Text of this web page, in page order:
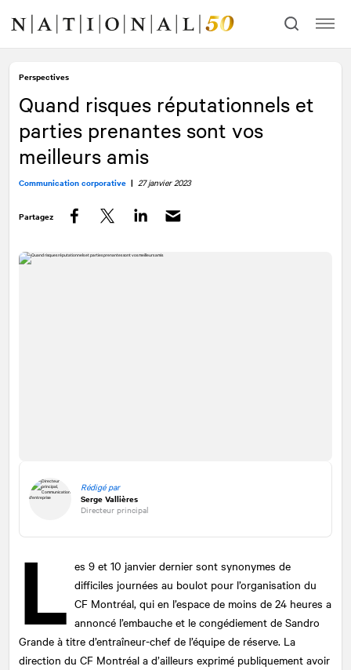
contenu
navigation
Perspectives
Quand risques réputationnels et
parties prenantes sont vos
meilleurs amis
Communication corporative | 27 janvier 2023
Partagez
Rédigé par
Serge Vallières
Directeur principal
L es 9 et 10 janvier dernier sont synonymes de
difficiles journées au boulot pour l’organisation du
CF Montréal, qui en l’espace de moins de 24 heures a
annoncé l’embauche et le congédiement de Sandro
Grande à titre d’entraîneur-chef de l’équipe de réserve. La
direction du CF Montréal a d’ailleurs exprimé publiquement avoir